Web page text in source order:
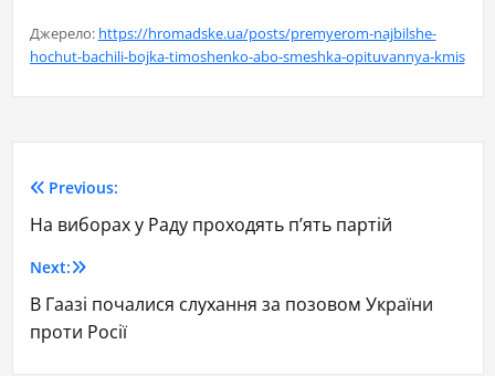
Джерело: https://hromadske.ua/posts/premyerom-najbilshe-
hochut-bachili-bojka-timoshenko-abo-smeshka-opituvannya-kmis
Previous:
На виборах у Раду проходять п’ять партій
Next:
В Гаазі почалися слухання за позовом України
проти Росії